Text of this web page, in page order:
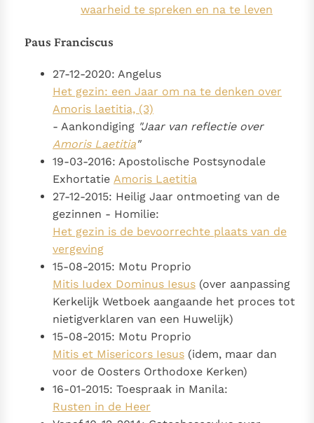
waarheid te spreken en na te leven
Paus Franciscus
27-12-2020: Angelus
Het gezin: een Jaar om na te denken over
Amoris laetitia, (3)
- Aankondiging "Jaar van reflectie over
Amoris Laetitia"
19-03-2016: Apostolische Postsynodale
Exhortatie Amoris Laetitia
27-12-2015: Heilig Jaar ontmoeting van de
gezinnen - Homilie:
Het gezin is de bevoorrechte plaats van de
vergeving
15-08-2015: Motu Proprio
Mitis Iudex Dominus Iesus (over aanpassing
Kerkelijk Wetboek aangaande het proces tot
nietigverklaren van een Huwelijk)
15-08-2015: Motu Proprio
Mitis et Misericors Iesus (idem, maar dan
voor de Oosters Orthodoxe Kerken)
16-01-2015: Toespraak in Manila:
Rusten in de Heer